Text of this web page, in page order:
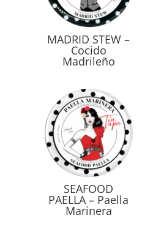
MADRID STEW –
Cocido
Madrileño
SEAFOOD
PAELLA – Paella
Marinera